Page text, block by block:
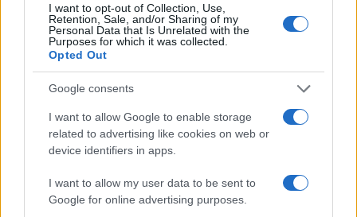
I want to opt-out of Collection, Use,
Retention, Sale, and/or Sharing of my
Personal Data that Is Unrelated with the
Purposes for which it was collected.
Opted Out
Google consents
I want to allow Google to enable storage
related to advertising like cookies on web or
device identifiers in apps.
I want to allow my user data to be sent to
Google for online advertising purposes.
Boom del settore tech italiano: 652 milioni in venture
capital nel primo semestre 2026
Andrea Conforti · 6 Ago 2026
NERD NEWS